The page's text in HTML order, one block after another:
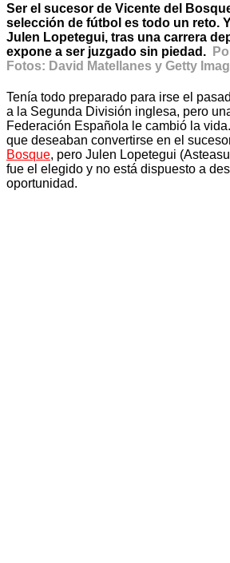
Ser el sucesor de Vicente del
selección de fútbol es todo un reto.
Julen Lopetegui, tras una carrera
expone a ser juzgado sin piedad.
Fotos: David Matellanes y Getty
Tenía todo preparado para irse el
a la Segunda División inglesa, pero
Federación Española le cambió la
que deseaban convertirse en el
Bosque, pero Julen Lopetegui
fue el elegido y no está dispuesto a
oportunidad.